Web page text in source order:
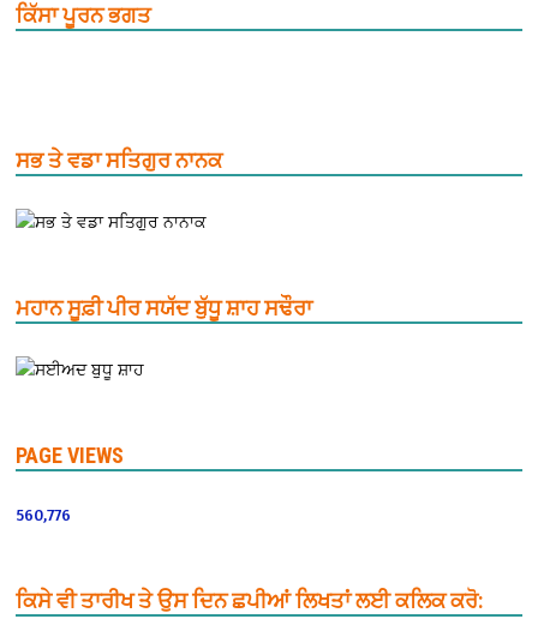
ਕਿੱਸਾ ਪੂਰਨ ਭਗਤ
ਸਭ ਤੇ ਵਡਾ ਸਤਿਗੁਰ ਨਾਨਕ
ਮਹਾਨ ਸੂਫ਼ੀ ਪੀਰ ਸਯੱਦ ਬੁੱਧੂ ਸ਼ਾਹ ਸਢੌਰਾ
PAGE VIEWS
560,776
ਕਿਸੇ ਵੀ ਤਾਰੀਖ ਤੇ ਉਸ ਦਿਨ ਛਪੀਆਂ ਲਿਖਤਾਂ ਲਈ ਕਲਿਕ ਕਰੋ: